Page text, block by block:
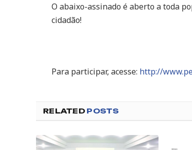
O abaixo-assinado é aberto a toda
cidadão!
Para participar, acesse: http://
RELATED POSTS